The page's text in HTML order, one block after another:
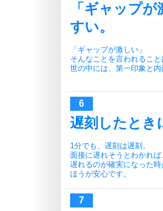
「ギャップ
すい。
「ギャップが激しい」
そんなことを言われること
世の中には、第一印象と内
遅刻したとき
1分でも、遅刻は遅刻。
面接に遅れそうとわかれ
遅れるのが確実になった
ほうが安心です。